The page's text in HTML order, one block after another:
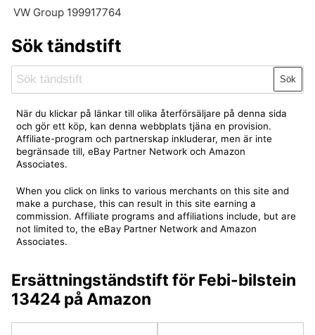
VW Group 199917764
Sök tändstift
Sök
När du klickar på länkar till olika återförsäljare på denna sida
och gör ett köp, kan denna webbplats tjäna en provision.
Affiliate-program och partnerskap inkluderar, men är inte
begränsade till, eBay Partner Network och Amazon
Associates.
When you click on links to various merchants on this site and
make a purchase, this can result in this site earning a
commission. Affiliate programs and affiliations include, but are
not limited to, the eBay Partner Network and Amazon
Associates.
Ersättningständstift för Febi-bilstein
13424 på Amazon